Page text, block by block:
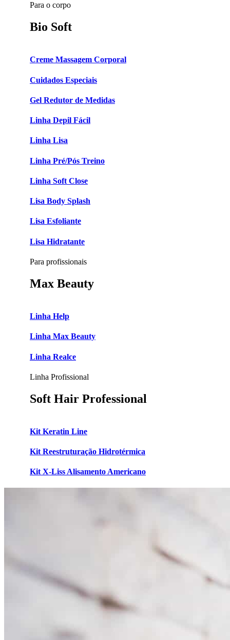
Para o corpo
Bio Soft
Creme Massagem Corporal
Cuidados Especiais
Gel Redutor de Medidas
Linha Depil Fácil
Linha Lisa
Linha Pré/Pós Treino
Linha Soft Close
Lisa Body Splash
Lisa Esfoliante
Lisa Hidratante
Para profissionais
Max Beauty
Linha Help
Linha Max Beauty
Linha Realce
Linha Profissional
Soft Hair Professional
Kit Keratin Line
Kit Reestruturação Hidrotérmica
Kit X-Liss Alisamento Americano